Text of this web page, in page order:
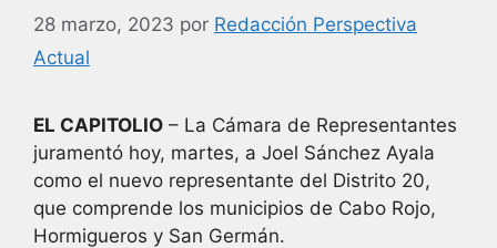
28 marzo, 2023 por Redacción Perspectiva
Actual
EL CAPITOLIO – La Cámara de Representantes
juramentó hoy, martes, a Joel Sánchez Ayala
como el nuevo representante del Distrito 20,
que comprende los municipios de Cabo Rojo,
Hormigueros y San Germán.